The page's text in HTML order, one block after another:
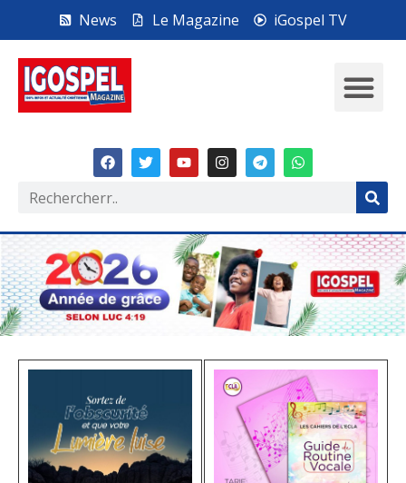
News Le Magazine iGospel TV